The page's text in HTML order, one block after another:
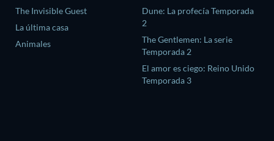
The Invisible Guest
La última casa
Animales
Dune: La profecía Temporada
2
The Gentlemen: La serie
Temporada 2
El amor es ciego: Reino Unido
Temporada 3